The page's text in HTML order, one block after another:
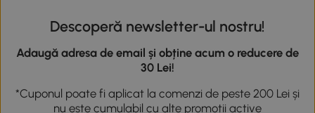
Descoperă newsletter-ul nostru!
Adaugă adresa de email și obține acum o reducere de
30 Lei!
*Cuponul poate fi aplicat la comenzi de peste 200 Lei și
nu este cumulabil cu alte promoții active